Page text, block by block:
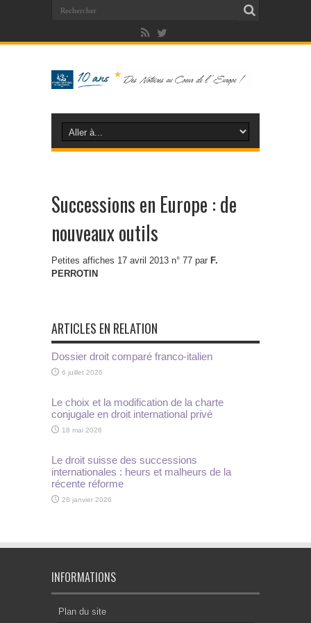
Successions en Europe : de
nouveaux outils
Petites affiches 17 avril 2013 n° 77 par F.
PERROTIN
ARTICLES EN RELATION
Dossier droit comparé franco-italien
6 juillet 2026
Le choix et la modification de la charte
conjugale en droit international privé
18 mai 2026
Le droit suisse des successions
internationales : heurs et malheurs de la
récente réforme
28 janvier 2026
INFORMATIONS
Plan du site